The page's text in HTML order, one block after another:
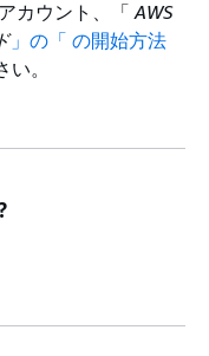
カウント、「 AWS
」の「 の開始方法
。